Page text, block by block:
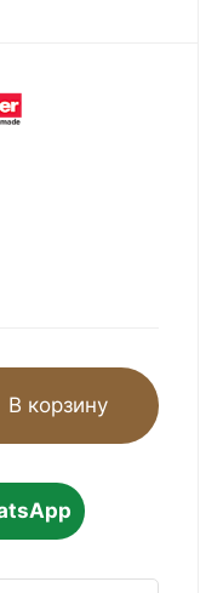
В корзину